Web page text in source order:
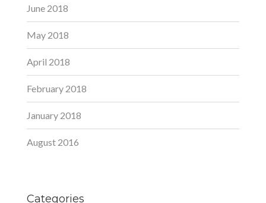
June 2018
May 2018
April 2018
February 2018
January 2018
August 2016
Categories